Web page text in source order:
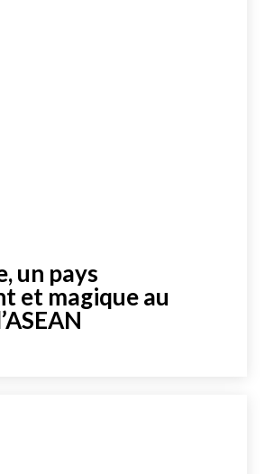
un pays
et magique au